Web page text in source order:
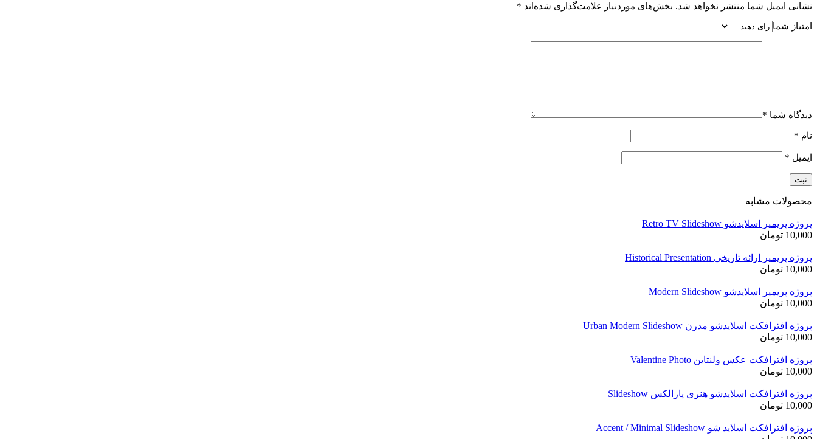
نشانی ایمیل شما منتشر نخواهد شد. بخش‌های موردنیاز علامت‌گذاری شده‌اند *
امتیاز شما
دیدگاه شما *
نام *
ایمیل *
محصولات مشابه
پروژه پریمیر اسلایدشو Retro TV Slideshow
10,000 تومان
پروژه پریمیر ارائه تاریخی Historical Presentation
10,000 تومان
پروژه پریمیر اسلایدشو Modern Slideshow
10,000 تومان
پروژه افترافکت اسلایدشو مدرن Urban Modern Slideshow
10,000 تومان
پروژه افترافکت عکس ولنتاین Valentine Photo
10,000 تومان
پروژه افترافکت اسلایدشو هنری پارالکس Slideshow
10,000 تومان
پروژه افترافکت اسلاید شو Accent / Minimal Slideshow